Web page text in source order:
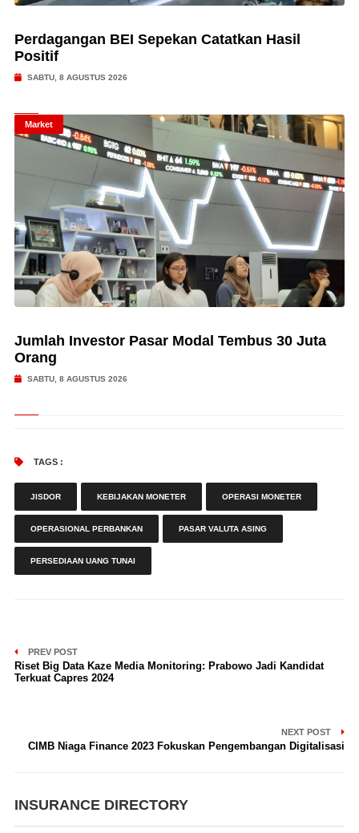
Perdagangan BEI Sepekan Catatkan Hasil
Positif
SABTU, 8 AGUSTUS 2026
Market
Jumlah Investor Pasar Modal Tembus 30 Juta
Orang
SABTU, 8 AGUSTUS 2026
TAGS :
JISDOR KEBIJAKAN MONETER OPERASI MONETER
OPERASIONAL PERBANKAN PASAR VALUTA ASING
PERSEDIAAN UANG TUNAI
PREV POST
Riset Big Data Kaze Media Monitoring: Prabowo Jadi Kandidat
Terkuat Capres 2024
NEXT POST
CIMB Niaga Finance 2023 Fokuskan Pengembangan Digitalisasi
INSURANCE DIRECTORY